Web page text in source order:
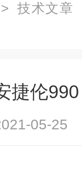
> 技术文章
捷伦
2021-05-